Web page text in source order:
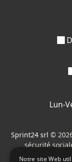
Lun-
Sprint24 srl ©
sécurité
Tous les logos
Notre site Web